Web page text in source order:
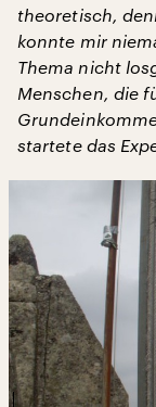
theoretisch,
konnte mir
Thema nicht
Menschen, die
startete das